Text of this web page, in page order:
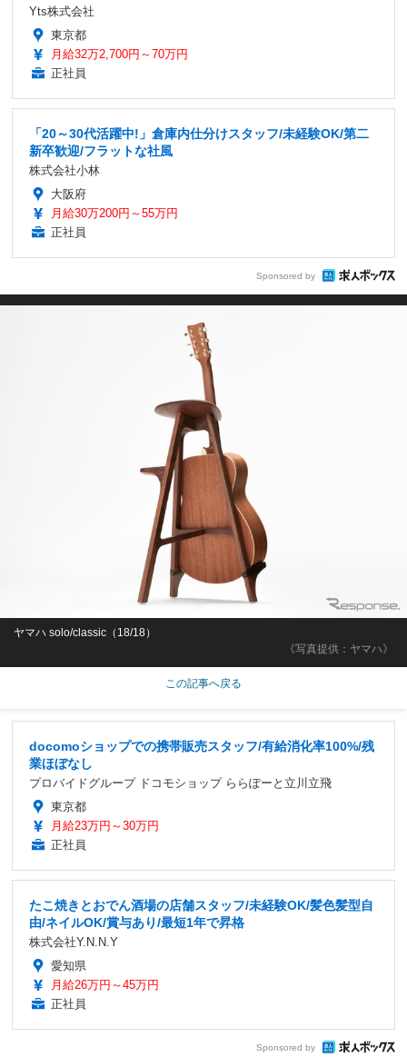
Yts株式会社
東京都
月給32万2,700円～70万円
正社員
「20～30代活躍中!」倉庫内仕分けスタッフ/未経験OK/第二
新卒歓迎/フラットな社風
株式会社小林
大阪府
月給30万200円～55万円
正社員
Sponsored by
《写真提供：ヤマハ》
ヤマハ solo/classic（18/18）
この記事へ戻る
docomoショップでの携帯販売スタッフ/有給消化率100%/残
業ほぼなし
プロバイドグループ ドコモショップ ららぽーと立川立飛
東京都
月給23万円～30万円
正社員
たこ焼きとおでん酒場の店舗スタッフ/未経験OK/髪色髪型自
由/ネイルOK/賞与あり/最短1年で昇格
株式会社Y.N.N.Y
愛知県
月給26万円～45万円
正社員
Sponsored by